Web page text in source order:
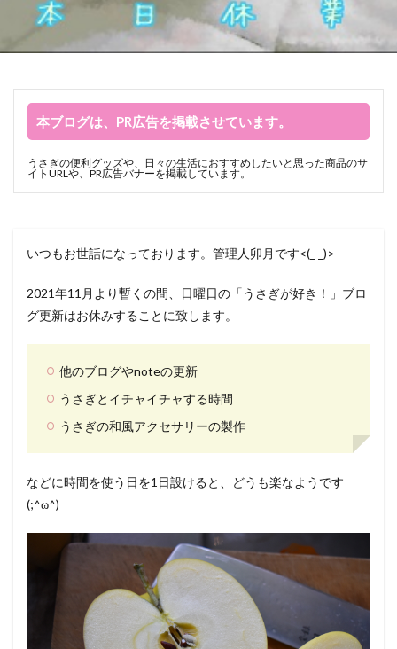
本ブログは、PR広告を掲載させています。
うさぎの便利グッズや、日々の生活におすすめしたいと思った商品のサ
イトURLや、PR広告バナーを掲載しています。
いつもお世話になっております。管理人卯月です<(_ _)>
2021年11月より暫くの間、日曜日の「うさぎが好き！」ブロ
グ更新はお休みすることに致します。
他のブログやnoteの更新
うさぎとイチャイチャする時間
うさぎの和風アクセサリーの製作
などに時間を使う日を1日設けると、どうも楽なようです
(;^ω^)